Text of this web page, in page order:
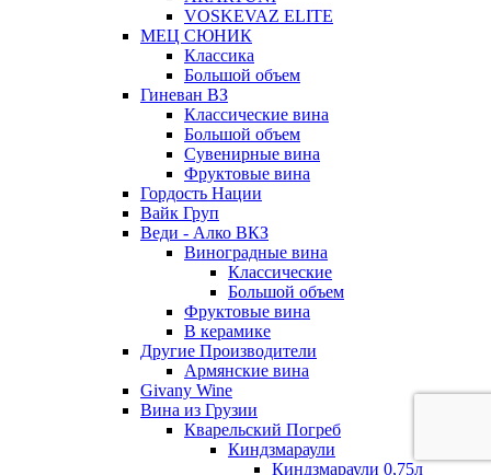
VOSKEVAZ ELITE
МЕЦ СЮНИК
Классика
Большой объем
Гиневан ВЗ
Классические вина
Большой объем
Сувенирные вина
Фруктовые вина
Гордость Нации
Вайк Груп
Веди - Алко ВКЗ
Виноградные вина
Классические
Большой объем
Фруктовые вина
В керамике
Другие Производители
Армянские вина
Givany Wine
Вина из Грузии
Кварельский Погреб
Киндзмараули
Киндзмараули 0,75л